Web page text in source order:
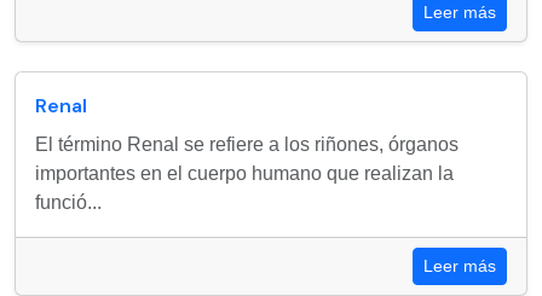
Leer más
Renal
El término Renal se refiere a los riñones, órganos
importantes en el cuerpo humano que realizan la
funció...
Leer más